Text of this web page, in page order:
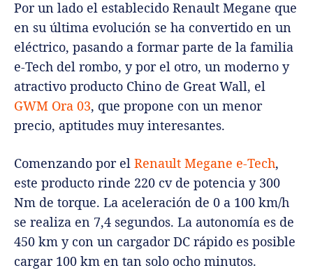
Por un lado el establecido Renault Megane que
en su última evolución se ha convertido en un
eléctrico, pasando a formar parte de la familia
e-Tech del rombo, y por el otro, un moderno y
atractivo producto Chino de Great Wall, el
GWM Ora 03, que propone con un menor
precio, aptitudes muy interesantes.
Comenzando por el Renault Megane e-Tech,
este producto rinde 220 cv de potencia y 300
Nm de torque. La aceleración de 0 a 100 km/h
se realiza en 7,4 segundos. La autonomía es de
450 km y con un cargador DC rápido es posible
cargar 100 km en tan solo ocho minutos.